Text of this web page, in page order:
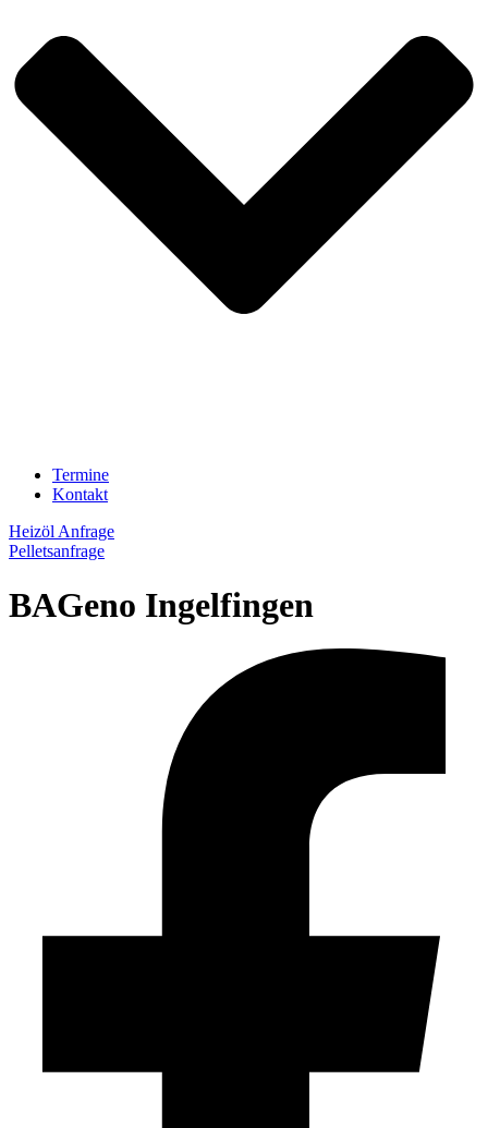
Termine
Kontakt
Heizöl Anfrage
Pelletsanfrage
BAGeno Ingelfingen